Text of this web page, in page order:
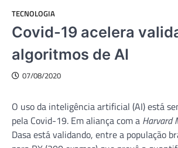
TECNOLOGIA
Covid-19 acelera
algoritmos de AI
07/08/2020
O uso da inteligência artificial (AI) está
pela Covid-19. Em aliança com a Harvard
Dasa está validando, entre a população